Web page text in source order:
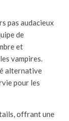
pas audacieux
de
et
vampires.
alternative
pour les
offrant une